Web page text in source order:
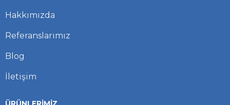
Hakkımızda
Referanslarımız
Blog
İletişim
ÜRÜNLERIMIZ